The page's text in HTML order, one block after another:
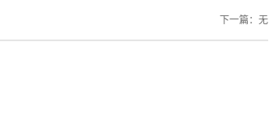
下一篇：无